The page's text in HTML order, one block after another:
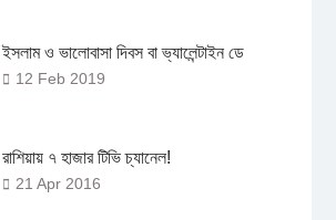
ইসলাম ও ভালোবাসা দিবস বা ভ্যালেন্টাইন ডে
12 Feb 2019
রাশিয়ায় ৭ হাজার টিভি চ্যানেল!
21 Apr 2016